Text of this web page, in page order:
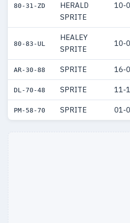
80-31-ZD
HERALD
SPRITE
10-
80-83-UL
HEALEY
SPRITE
10-
AR-30-88 SPRITE 16-
DL-70-48 SPRITE 11-
PM-58-70 SPRITE 01-